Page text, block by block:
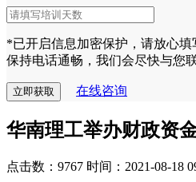
*已开启信息加密保护，请放心填
保持电话通畅，我们会尽快与您联
在线咨询
华南理工举办财政资
点击数：9767 时间：2021-08-18